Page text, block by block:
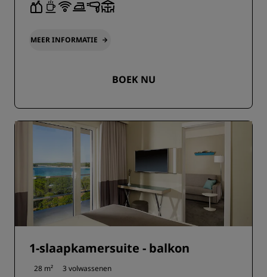
MEER INFORMATIE
BOEK NU
1-slaapkamersuite - balkon
28 m²
3 volwassenen